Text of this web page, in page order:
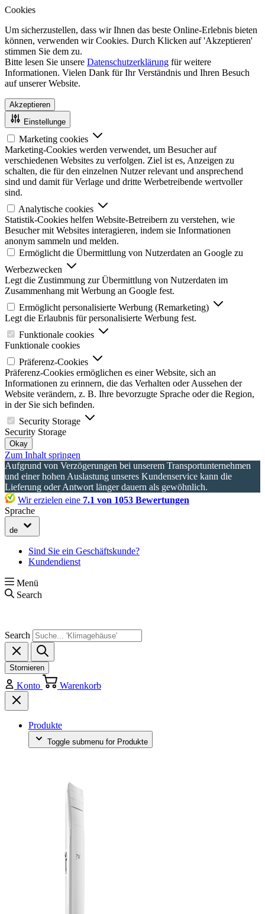
Cookies
Um sicherzustellen, dass wir Ihnen das beste Online-Erlebnis bieten
können, verwenden wir Cookies. Durch Klicken auf 'Akzeptieren'
stimmen Sie dem zu.
Bitte lesen Sie unsere Datenschutzerklärung für weitere
Informationen. Vielen Dank für Ihr Verständnis und Ihren Besuch
auf unserer Website.
Akzeptieren
Einstellunge
Marketing cookies
Marketing-Cookies werden verwendet, um Besucher auf
verschiedenen Websites zu verfolgen. Ziel ist es, Anzeigen zu
schalten, die für den einzelnen Nutzer relevant und ansprechend
sind und damit für Verlage und dritte Werbetreibende wertvoller
sind.
Analytische cookies
Statistik-Cookies helfen Website-Betreibern zu verstehen, wie
Besucher mit Websites interagieren, indem sie Informationen
anonym sammeln und melden.
Ermöglicht die Übermittlung von Nutzerdaten an Google zu
Werbezwecken
Legt die Zustimmung zur Übermittlung von Nutzerdaten im
Zusammenhang mit Werbung an Google fest.
Ermöglicht personalisierte Werbung (Remarketing)
Legt die Erlaubnis für personalisierte Werbung fest.
Funktionale cookies
Funktionale cookies
Präferenz-Cookies
Präferenz-Cookies ermöglichen es einer Website, sich an
Informationen zu erinnern, die das Verhalten oder Aussehen der
Website verändern, z. B. Ihre bevorzugte Sprache oder die Region,
in der Sie sich befinden.
Security Storage
Security Storage
Okay
Zum Inhalt springen
Aufgrund von Verzögerungen bei unserem Transportunternehmen
und einer hohen Auslastung unseres Kundenservice kann die
Lieferung oder Antwort länger dauern als gewöhnlich.
Wir erzielen eine 7.1 von 1053 Bewertungen
Sprache
de
Sind Sie ein Geschäftskunde?
Kundendienst
Menü
Search
Search
Stornieren
Konto Warenkorb
Produkte
Toggle submenu for Produkte